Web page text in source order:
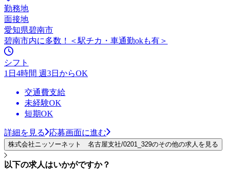
勤務地
面接地
愛知県碧南市
碧南市内に多数！＜駅チカ・車通勤okも有＞
シフト
1日4時間 週3日からOK
交通費支給
未経験OK
短期OK
詳細を見る 応募画面に進む
株式会社ニッソーネット 名古屋支社/0201_329のその他の求人を見る
以下の求人はいかがですか？